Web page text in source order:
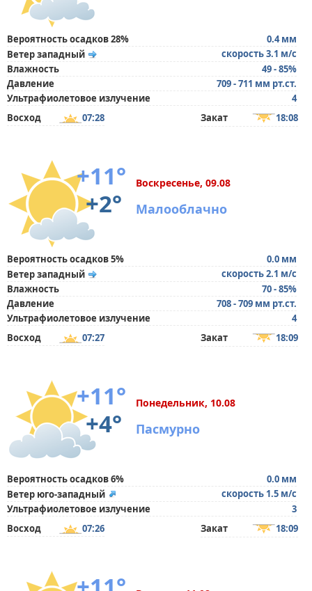
Вероятность осадков 28%
0.4 мм
Ветер западный
скорость 3.1 м/с
Влажность
49 - 85%
Давление
709 - 711 мм рт.ст.
Ультрафиолетовое излучение
4
Восход
07:28 Закат 18:08
+11°
+2°
Воскресенье, 09.08
Малооблачно
Вероятность осадков 5%
0.0 мм
Ветер западный
скорость 2.1 м/с
Влажность
70 - 85%
Давление
708 - 709 мм рт.ст.
Ультрафиолетовое излучение
4
Восход
07:27 Закат 18:09
+11°
+4°
Понедельник, 10.08
Пасмурно
Вероятность осадков 6%
0.0 мм
Ветер юго-западный
скорость 1.5 м/с
Ультрафиолетовое излучение
3
Восход
07:26 Закат 18:09